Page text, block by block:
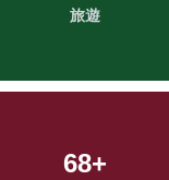
健康
653+